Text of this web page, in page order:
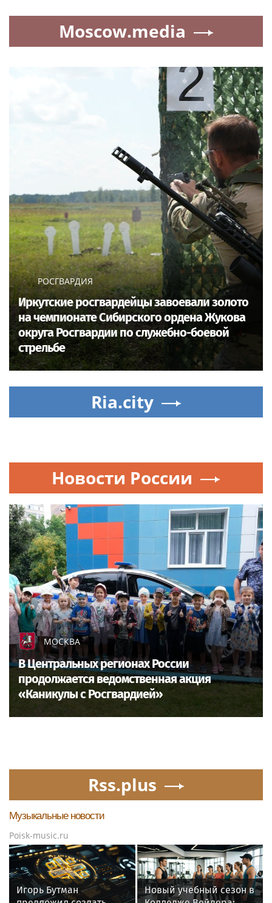
Moscow.media
РОСГВАРДИЯ
Иркутские росгвардейцы завоевали золото
на чемпионате Сибирского ордена Жукова
округа Росгвардии по служебно-боевой
стрельбе
Ria.city
Новости России
МОСКВА
В Центральных регионах России
продолжается ведомственная акция
«Каникулы с Росгвардией»
Rss.plus
Музыкальные новости
Poisk-music.ru
Игорь Бутман
Новый учебный сезон в